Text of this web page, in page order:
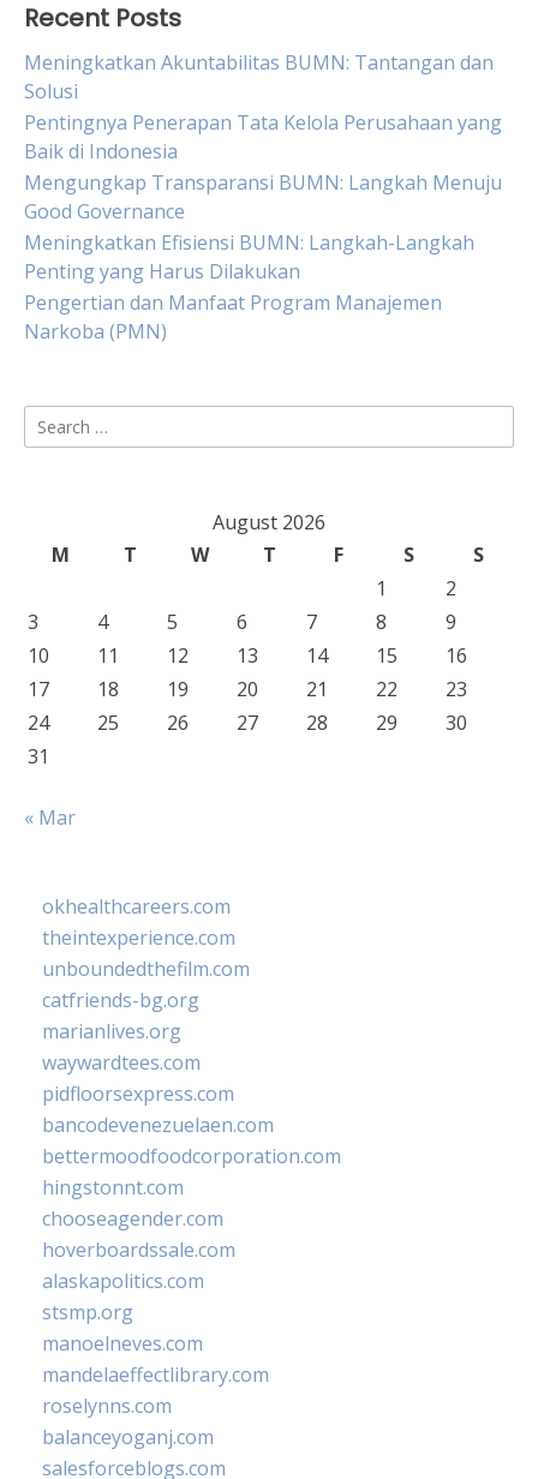
Recent Posts
Meningkatkan Akuntabilitas BUMN: Tantangan dan
Solusi
Pentingnya Penerapan Tata Kelola Perusahaan yang
Baik di Indonesia
Mengungkap Transparansi BUMN: Langkah Menuju
Good Governance
Meningkatkan Efisiensi BUMN: Langkah-Langkah
Penting yang Harus Dilakukan
Pengertian dan Manfaat Program Manajemen
Narkoba (PMN)
Search
for:
August 2026
M
T W T F S
S
1
2
3
4 5 6 7 8
9
10
11 12 13 14 15
16
17
18 19 20 21 22
23
24
25 26 27 28 29
30
31
« Mar
okhealthcareers.com
theintexperience.com
unboundedthefilm.com
catfriends-bg.org
marianlives.org
waywardtees.com
pidfloorsexpress.com
bancodevenezuelaen.com
bettermoodfoodcorporation.com
hingstonnt.com
chooseagender.com
hoverboardssale.com
alaskapolitics.com
stsmp.org
manoelneves.com
mandelaeffectlibrary.com
roselynns.com
balanceyoganj.com
salesforceblogs.com